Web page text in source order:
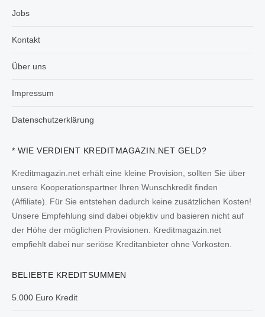
Jobs
Kontakt
Über uns
Impressum
Datenschutzerklärung
* WIE VERDIENT KREDITMAGAZIN.NET GELD?
Kreditmagazin.net erhält eine kleine Provision, sollten Sie über
unsere Kooperationspartner Ihren Wunschkredit finden
(Affiliate). Für Sie entstehen dadurch keine zusätzlichen Kosten!
Unsere Empfehlung sind dabei objektiv und basieren nicht auf
der Höhe der möglichen Provisionen. Kreditmagazin.net
empfiehlt dabei nur seriöse Kreditanbieter ohne Vorkosten.
BELIEBTE KREDITSUMMEN
5.000 Euro Kredit